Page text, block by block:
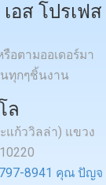
อส โปรเฟส
อตามออเดอร์มา
ทุกๆชิ้นงาน
ล
แก้ววิลล่า) แขวง
8941 คุณ ปัญจ